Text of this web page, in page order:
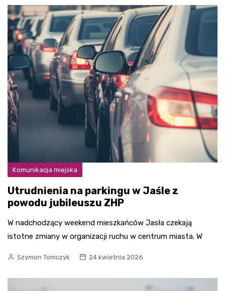
Komunikacja miejska
Utrudnienia na parkingu w Jaśle z
powodu jubileuszu ZHP
W nadchodzący weekend mieszkańców Jasła czekają
istotne zmiany w organizacji ruchu w centrum miasta. W
Szymon Tomczyk 24 kwietnia 2026